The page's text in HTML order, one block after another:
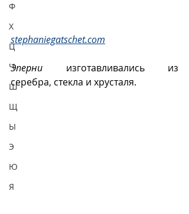
Ф
Х
Ц
Ч
Ш
Щ
Ы
Э
Ю
Я
stephaniegatschet.com
Эперни изготавливались из
серебра, стекла и хрусталя.